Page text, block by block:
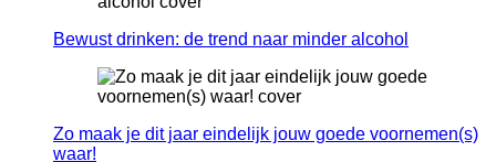
Bewust drinken: de trend naar minder alcohol
Zo maak je dit jaar eindelijk jouw goede voornemen(s)
waar!